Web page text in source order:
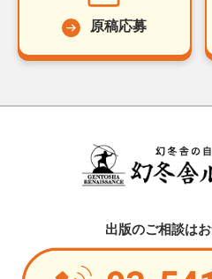
原稿応募
出版のご相談は